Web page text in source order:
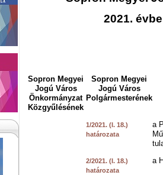
2021.
Sopron Megyei
Jogú Város
Önkormányzat
Közgyűlésének
Sopron Megyei
Jogú Város
Polgármesterének
1/2021. (I. 18.)
határozata
a
2/2021. (I. 18.)
határozata
a